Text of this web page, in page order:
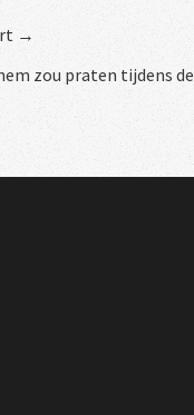
→
zou praten tijdens de